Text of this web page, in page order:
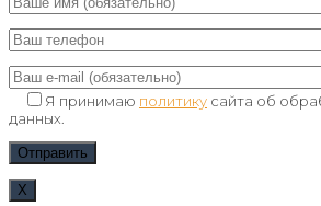
Я принимаю политику сайта об
данных.
Х